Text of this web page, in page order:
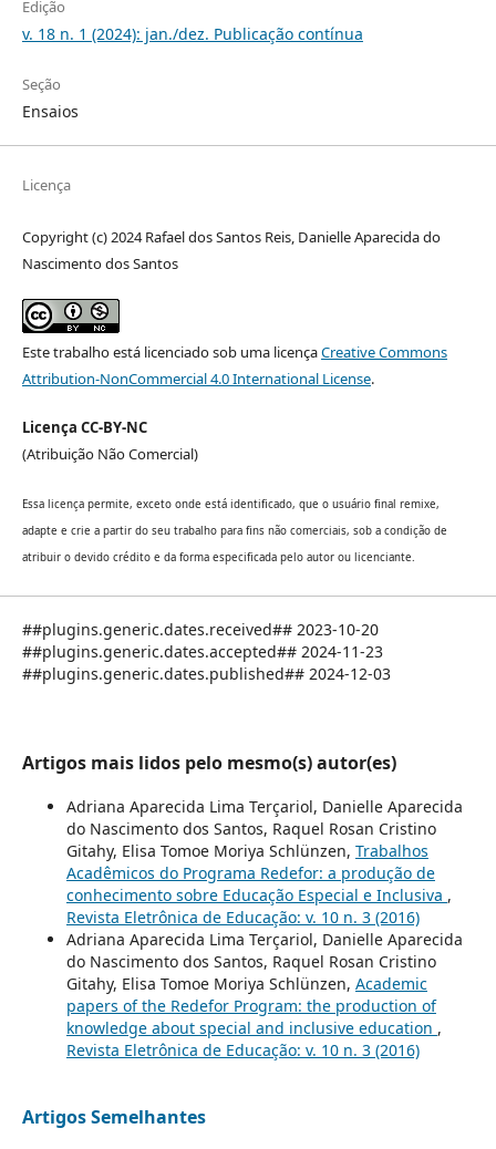
Edição
v. 18 n. 1 (2024): jan./dez. Publicação contínua
Seção
Ensaios
Licença
Copyright (c) 2024 Rafael dos Santos Reis, Danielle Aparecida do
Nascimento dos Santos
Este trabalho está licenciado sob uma licençaCreative Commons
Attribution-NonCommercial 4.0 International License.
Licença CC-BY-NC
(Atribuição Não Comercial)
Essa licença permite, exceto onde está identificado, que o usuário final remixe,
adapte e crie a partir do seu trabalho para fins não comerciais, sob a condição de
atribuir o devido crédito e da forma especificada pelo autor ou licenciante.
##plugins.generic.dates.received## 2023-10-20
##plugins.generic.dates.accepted## 2024-11-23
##plugins.generic.dates.published## 2024-12-03
Artigos mais lidos pelo mesmo(s) autor(es)
Adriana Aparecida Lima Terçariol, Danielle Aparecida
do Nascimento dos Santos, Raquel Rosan Cristino
Gitahy, Elisa Tomoe Moriya Schlünzen, Trabalhos
Acadêmicos do Programa Redefor: a produção de
conhecimento sobre Educação Especial e Inclusiva ,
Revista Eletrônica de Educação: v. 10 n. 3 (2016)
Adriana Aparecida Lima Terçariol, Danielle Aparecida
do Nascimento dos Santos, Raquel Rosan Cristino
Gitahy, Elisa Tomoe Moriya Schlünzen, Academic
papers of the Redefor Program: the production of
knowledge about special and inclusive education ,
Revista Eletrônica de Educação: v. 10 n. 3 (2016)
Artigos Semelhantes